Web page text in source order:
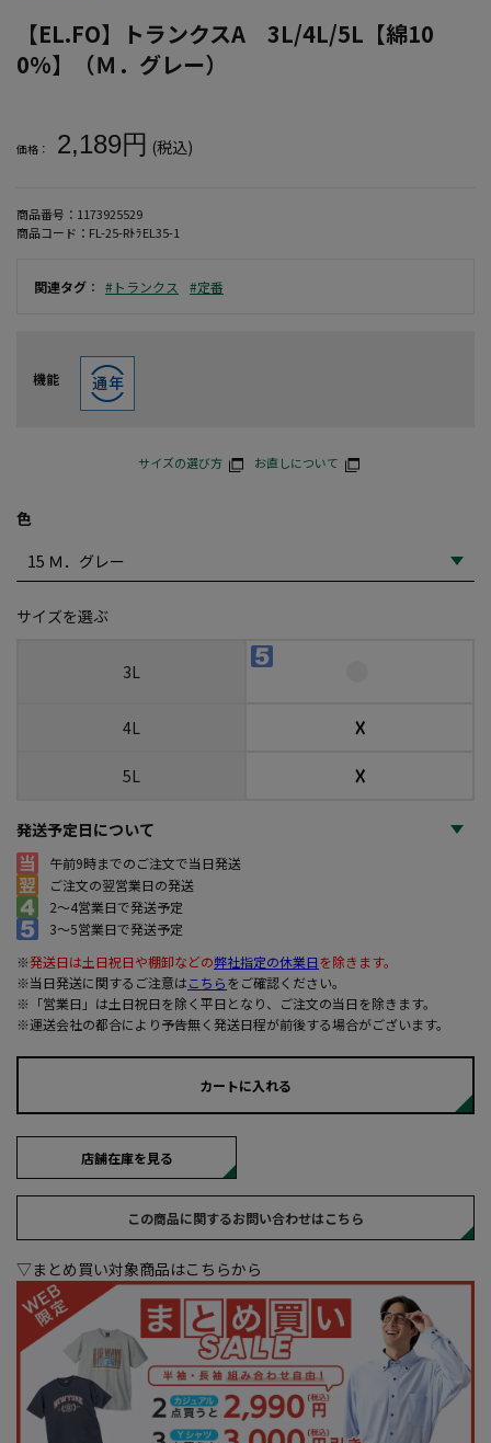
【EL.FO】トランクスA 3L/4L/5L【綿10
0%】（Ｍ．グレー）
価格： 2,189円 (税込)
商品番号： 1173925529
商品コード： FL-25-RﾄﾗEL35-1
関連タグ ： #トランクス #定番
機能
サイズの選び方 お直しについて
色
サイズを選ぶ
3L
4L ☓
5L ☓
発送予定日について
午前9時までのご注文で当日発送
ご注文の翌営業日の発送
2～4営業日で発送予定
3～5営業日で発送予定
※発送日は土日祝日や棚卸などの弊社指定の休業日を除きます。
※当日発送に関するご注意はこちらをご確認ください。
※「営業日」は土日祝日を除く平日となり、ご注文の当日を除きます。
※運送会社の都合により予告無く発送日程が前後する場合がございます。
カートに入れる
店舗在庫を見る
この商品に関するお問い合わせはこちら
▽まとめ買い対象商品はこちらから